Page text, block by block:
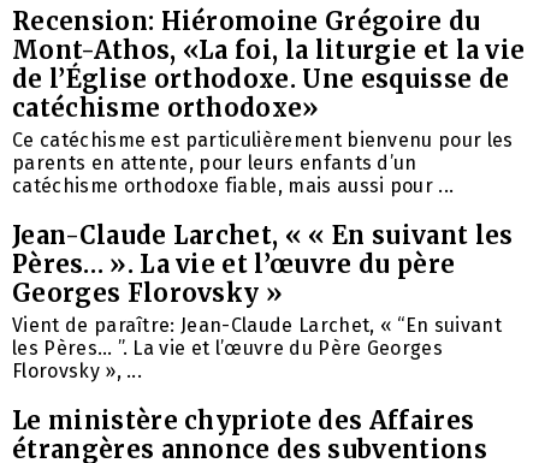
Recension: Hiéromoine Grégoire du
Mont-Athos, «La foi, la liturgie et la vie
de l’Église orthodoxe. Une esquisse de
catéchisme orthodoxe»
Ce catéchisme est particulièrement bienvenu pour les
parents en attente, pour leurs enfants d’un
catéchisme orthodoxe fiable, mais aussi pour ...
Jean-Claude Larchet, « « En suivant les
Pères… ». La vie et l’œuvre du père
Georges Florovsky »
Vient de paraître: Jean-Claude Larchet, « “En suivant
les Pères… ”. La vie et l’œuvre du Père Georges
Florovsky », ...
Le ministère chypriote des Affaires
étrangères annonce des subventions